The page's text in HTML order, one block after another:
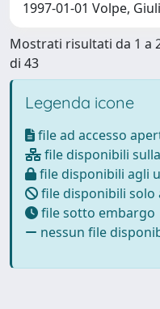
1997-01-01 Volpe,
Mostrati risultati da 1 a
di 43
Legenda icone
file ad accesso
file disponibili
file disponibili agli
file disponibili
file sotto embargo
nessun file